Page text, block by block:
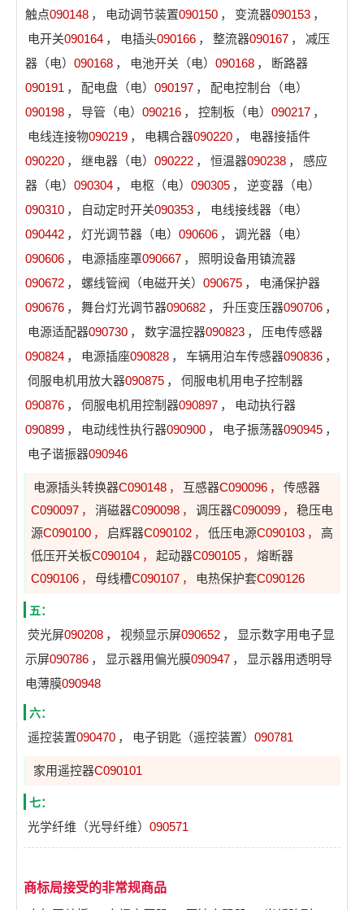
触点090148 ， 电动调节装置090150 ， 变流器090153 ，
电开关090164 ， 电插头090166 ， 整流器090167 ，
减压
器（电） 090168 ， 电池开关（电） 090168 ，
断路器
090191 ， 配电盘（电） 090197 ，
配电控制台（电）
090198 ， 导管（电） 090216 ， 控制板（电） 090217 ，
电线连接物090219 ， 电耦合器090220 ，
电器接插件
090220 ， 继电器（电） 090222 ， 恒温器090238 ，
感应
器（电） 090304 ， 电枢（电） 090305 ，
逆变器（电）
090310 ， 自动定时开关090353 ，
电线接线器（电）
090442 ， 灯光调节器（电） 090606 ，
调光器（电）
090606 ， 电源插座罩090667 ，
照明设备用镇流器
090672 ， 螺线管阀（电磁开关） 090675 ，
电涌保护器
090676 ， 舞台灯光调节器090682 ， 升压变压器090706 ，
电源适配器090730 ， 数字温控器090823 ，
压电传感器
090824 ， 电源插座090828 ， 车辆用泊车传感器090836 ，
伺服电机用放大器090875 ，
伺服电机用电子控制器
090876 ， 伺服电机用控制器090897 ，
电动执行器
090899 ， 电动线性执行器090900 ， 电子振荡器090945 ，
电子谐振器090946
电源插头转换器C090148 ， 互感器C090096 ，
传感器
C090097 ， 消磁器C090098 ， 调压器C090099 ，
稳压电
源C090100 ， 启辉器C090102 ， 低压电源C090103 ，
高
低压开关板C090104 ， 起动器C090105 ，
熔断器
C090106 ， 母线槽C090107 ， 电热保护套C090126
五：
荧光屏090208 ， 视频显示屏090652 ，
显示数字用电子显
示屏090786 ， 显示器用偏光膜090947 ，
显示器用透明导
电薄膜090948
六：
遥控装置090470 ， 电子钥匙（遥控装置） 090781
家用遥控器C090101
七：
光学纤维（光导纤维） 090571
商标局接受的非常规商品